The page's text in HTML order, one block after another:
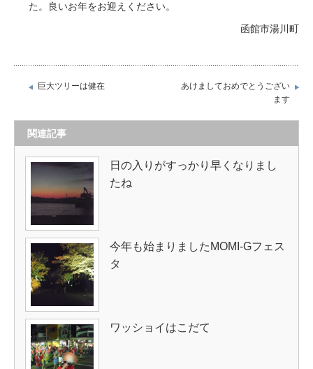
た。良いお年をお迎えください。
函館市湯川町
巨大ツリーは健在
あけましておめでとうござい
ます
関連記事
日の入りがすっかり早くなりまし
たね
今年も始まりましたMOMI-Gフェス
タ
ワッショイはこだて